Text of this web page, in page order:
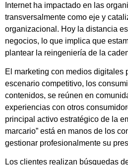
Internet ha impactado en las
transversalmente como eje y
organizacional. Hoy la distancia
negocios, lo que implica que
plantear la reingeniería de la
El marketing con medios digitales
escenario competitivo, los
contenidos, se reúnen en
experiencias con otros
principal activo estratégico de la
marcario” está en manos de los
gestionar profesionalmente su
Los clientes realizan búsquedas